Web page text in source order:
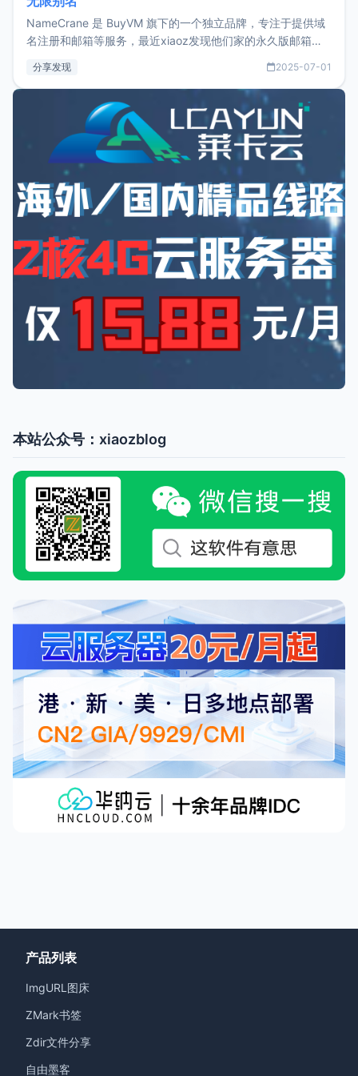
NameCrane 是 BuyVM 旗下的一个独立品牌，专注于提供域
名注册和邮箱等服务，最近xiaoz发现他们家的永久版邮箱服
又实惠的域名邮箱，不妨尝试一下 NameCrane。注册
NameCraneNameCrane不支持直接注册，必须要购买
分享发现 2025-07-01
本站公众号：xiaozblog
产品列表
ImgURL图床
ZMark书签
Zdir文件分享
自由墨客